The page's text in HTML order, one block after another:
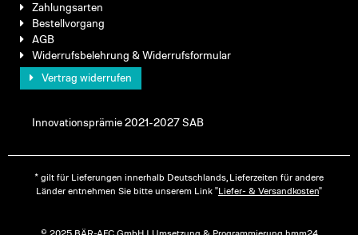
Zahlungsarten
Bestellvorgang
AGB
Widerrufsbelehrung & Widerrufsformular
Vertrag widerrufen
Innovationsprämie 2021-2027 SAB
* gilt für Lieferungen innerhalb Deutschlands, Lieferzeiten für andere
Länder entnehmen Sie bitte unserem Link "Liefer- & Versandkosten"